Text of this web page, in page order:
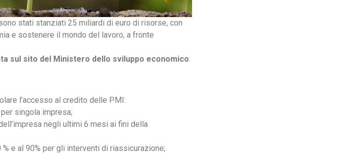
stati stanziati 25 miliardi di euro di risorse, con
e sostenere il mondo del lavoro, a fronte
sul sito del Ministero dello sviluppo economico.
l’accesso al credito delle PMI:
singola impresa;
negli ultimi 6 mesi ai fini della
e al 90% per gli interventi di riassicurazione;